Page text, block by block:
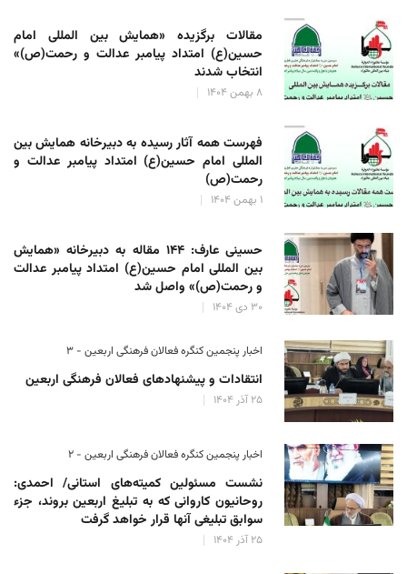
مقالات برگزیده «همایش بین المللی امام
حسین(ع) امتداد پیامبر عدالت و رحمت(ص)»
انتخاب شدند
۸ بهمن ۱۴۰۴
فهرست همه آثار رسیده به دبیرخانه همایش بین
المللی امام حسین(ع) امتداد پیامبر عدالت و
رحمت(ص)
۱ بهمن ۱۴۰۴
حسینی عارف: ۱۴۴ مقاله به دبیرخانه «همایش
بین المللی امام حسین(ع) امتداد پیامبر عدالت
و رحمت(ص)» واصل شد
۳۰ دی ۱۴۰۴
اخبار پنجمین کنگره فعالان فرهنگی اربعین - ۳
انتقادات و پیشنهادهای فعالان فرهنگی اربعین
۲۵ آذر ۱۴۰۴
اخبار پنجمین کنگره فعالان فرهنگی اربعین - ۲
نشست مسئولین کمیته‌های استانی/ احمدی:
روحانیون کاروانی که به تبلیغ اربعین بروند، جزء
سوابق تبلیغی آنها قرار خواهد گرفت
۲۵ آذر ۱۴۰۴